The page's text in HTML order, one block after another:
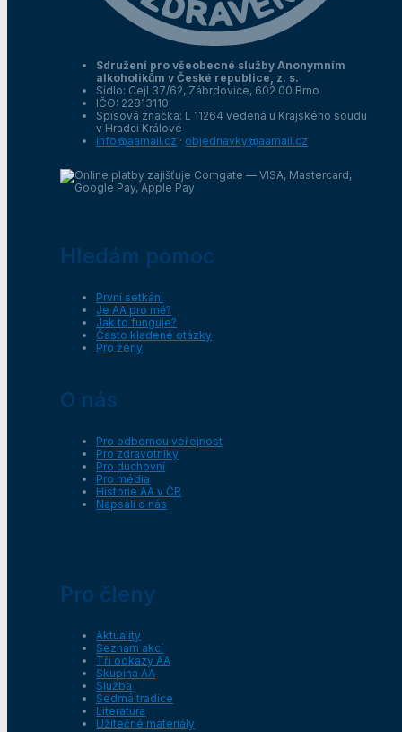
Sdružení pro všeobecné služby Anonymním
alkoholikům v České republice, z. s.
Sídlo: Cejl 37/62, Zábrdovice, 602 00 Brno
IČO: 22813110
Spisová značka: L 11264 vedená u Krajského soudu
v Hradci Králové
info@aamail.cz · objednavky@aamail.cz
Hledám pomoc
První setkání
Je AA pro mě?
Jak to funguje?
Často kladené otázky
Pro ženy
O nás
Pro odbornou veřejnost
Pro zdravotníky
Pro duchovní
Pro média
Historie AA v ČR
Napsali o nás
Pro členy
Aktuality
Seznam akcí
Tři odkazy AA
Skupina AA
Služba
Sedmá tradice
Literatura
Užitečné materiály